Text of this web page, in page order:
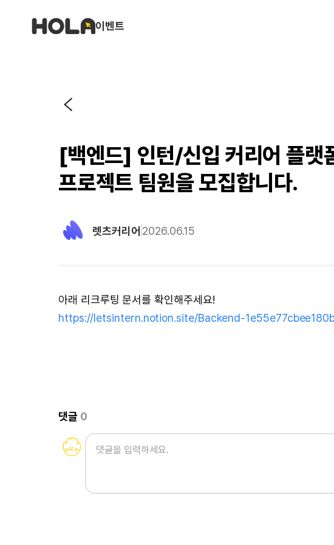
이벤트
[백엔드] 인턴/신입 커리어 플랫
프로젝트 팀원을 모집합니다.
렛츠커리어 2026.06.15
아래 리크루팅 문서를 확인해주세요!
https://letsintern.notion.site/Backend-
댓글 0